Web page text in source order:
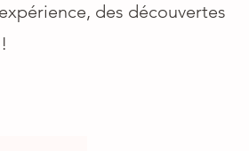
des découvertes